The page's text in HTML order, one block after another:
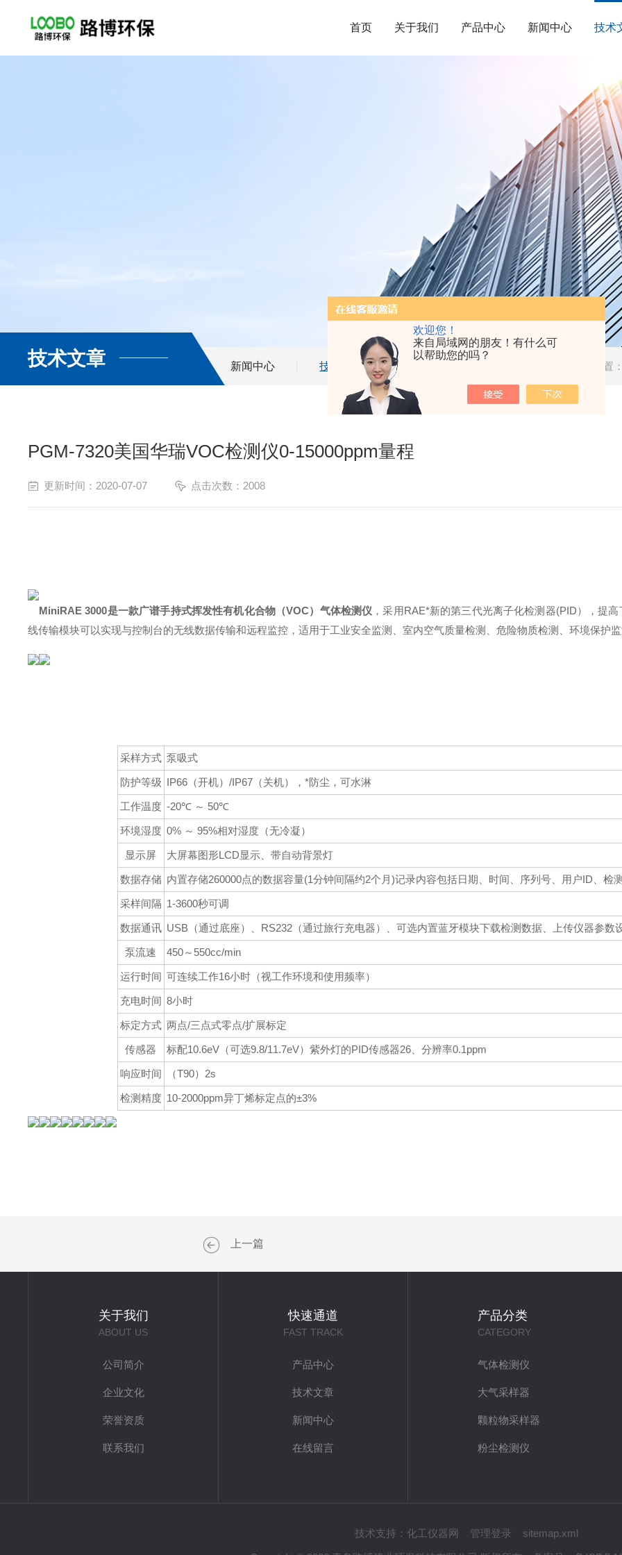
欢迎您！
来自局域网的朋友！有什么可
以帮助您的吗？
首页 关于我们 产品中心 新闻中心 技术
技术文章 新闻中心 技术文章 当前位置
PGM-7320美国华瑞VOC检测仪0-15000ppm量程
更新时间：2020-07-07 点击次数：2008
MiniRAE 3000是一款广谱手持式挥发性有机化合物（VOC）气体检测仪 ，采用RAE*新的第三代光离子化检测器(PID），提
线传输模块可以实现与控制台的无线数据传输和远程监控，适用于工业安全监测、室内空气质量检测、危险物质检测、环境保护
采样方式 泵吸式
防护等级 IP66（开机）/IP67（关机），*防尘，可水淋
工作温度 -20℃ ～ 50℃
环境湿度 0% ～ 95%相对湿度（无冷凝）
显示屏 大屏幕图形LCD显示、带自动背景灯
数据存储 内置存储260000点的数据容量(1分钟间隔约2个月)记录内容包括日期、时间、序列号、用户ID、检
采样间隔 1-3600秒可调
数据通讯 USB（通过底座）、RS232（通过旅行充电器）、可选内置蓝牙模块下载检测数据、上传仪器参
泵流速 450～550cc/min
运行时间 可连续工作16小时（视工作环境和使用频率）
充电时间 8小时
标定方式 两点/三点式零点/扩展标定
传感器 标配10.6eV（可选9.8/11.7eV）紫外灯的PID传感器26、分辨率0.1ppm
响应时间 （T90）2s
检测精度 10-2000ppm异丁烯标定点的±3%
上一篇
关于我们
ABOUT US
公司简介
企业文化
荣誉资质
联系我们
快速通道
FAST TRACK
产品中心
技术文章
新闻中心
在线留言
产品分类
CATEGORY
气体检测仪
大气采样器
颗粒物采样器
粉尘检测仪
技术支持： 化工仪器网 管理登录 sitemap.xml